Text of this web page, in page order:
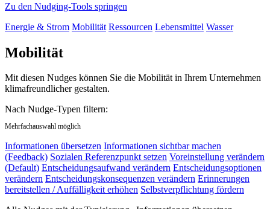
Zu den Nudging-Tools springen
Energie & Strom Mobilität Ressourcen Lebensmittel Wasser
Mobilität
Mit diesen Nudges können Sie die Mobilität in Ihrem Unternehmen
klimafreundlicher gestalten.
Nach Nudge-Typen filtern:
Mehrfachauswahl möglich
Informationen übersetzen Informationen sichtbar machen
(Feedback) Sozialen Referenzpunkt setzen Voreinstellung verändern
(Default) Entscheidungsaufwand verändern Entscheidungsoptionen
verändern Entscheidungskonsequenzen verändern Erinnerungen
bereitstellen / Auffälligkeit erhöhen Selbstverpflichtung fördern